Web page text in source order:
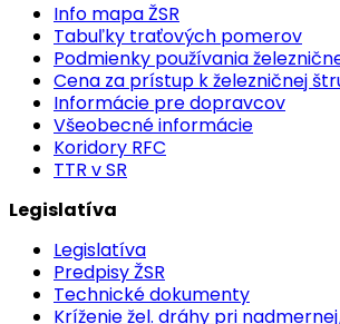
Info mapa ŽSR
Tabuľky traťových pomerov
Podmienky používania
Cena za prístup k železničnej
Informácie pre dopravcov
Všeobecné informácie
Koridory RFC
TTR v SR
Legislatíva
Legislatíva
Predpisy ŽSR
Technické dokumenty
Kríženie žel. dráhy pri